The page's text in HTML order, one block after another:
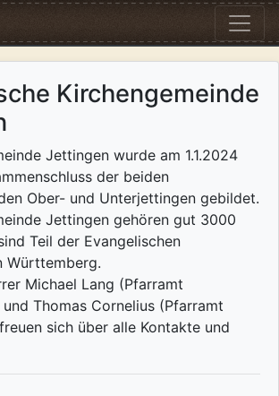
Kirchengemeinde
Jettingen wurde am 1.1.2024
der beiden
Ober- und Unterjettingen gebildet.
Jettingen gehören gut 3000
Teil der Evangelischen
Württemberg.
Michael Lang (Pfarramt
Thomas Cornelius (Pfarramt
sich über alle Kontakte und